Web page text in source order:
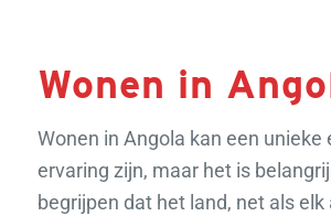
Wonen in
Wonen in Angola kan een unieke
ervaring zijn, maar het is
begrijpen dat het land, net als elk